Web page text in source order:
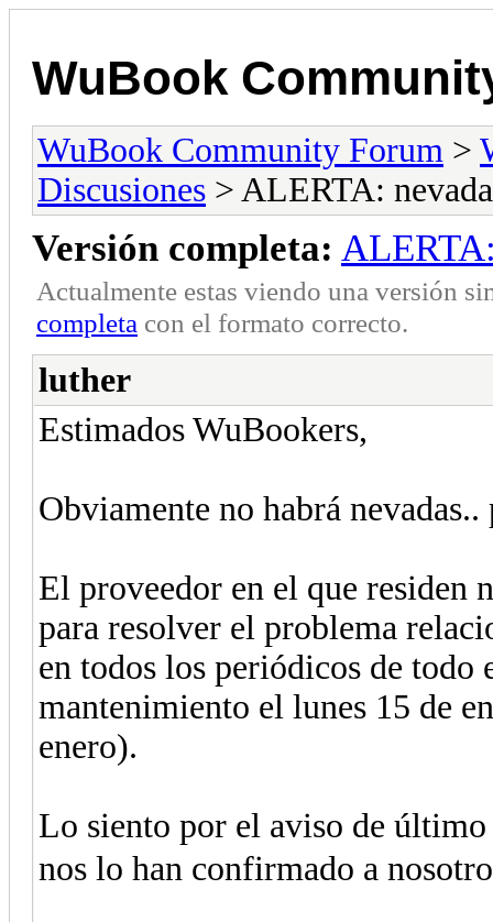
WuBook
WuBook Community Forum >
Discusiones > ALERTA:
Versión completa:
Actualmente estas viendo una versión
completa con el formato correcto.
luther
Estimados WuBookers,
Obviamente no habrá
El proveedor en el que residen
para resolver el problema
en todos los periódicos de todo
mantenimiento el lunes 15 de
enero).
Lo siento por el aviso de
nos lo han confirmado a